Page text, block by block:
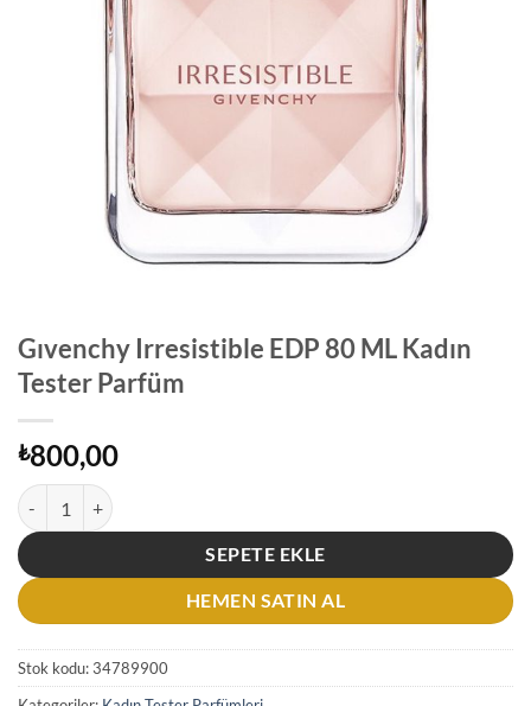
Gıvenchy Irresistible EDP 80 ML Kadın
Tester Parfüm
₺800,00
Gıvenchy Irresistible EDP 80 ML Kadın Tester Parfüm adet
SEPETE EKLE
HEMEN SATIN AL
Stok kodu:34789900